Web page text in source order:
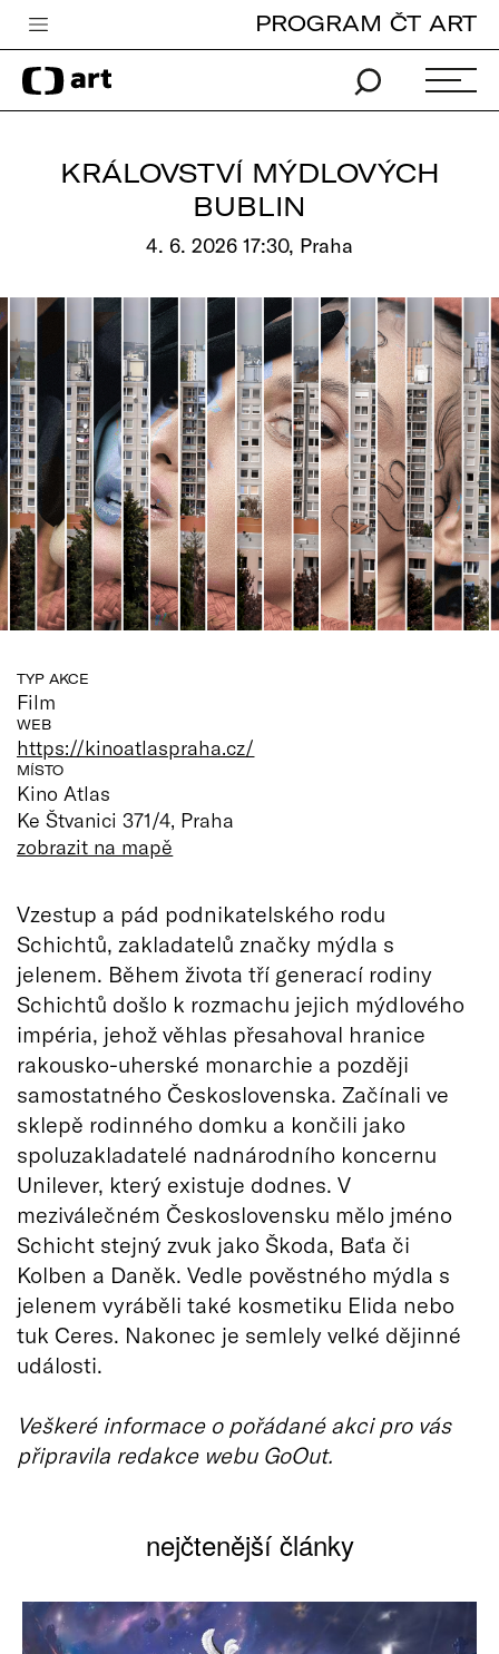
Česká televize
Zpravodajství
Vše o ČT
PROGRAM ČT ART
KRÁLOVSTVÍ MÝDLOVÝCH
BUBLIN
4. 6. 2026 17:30, Praha
TYP AKCE
Film
WEB
https://kinoatlaspraha.cz/
MÍSTO
Kino Atlas
Ke Štvanici 371/4, Praha
zobrazit na mapě
Vzestup a pád podnikatelského rodu
Schichtů, zakladatelů značky mýdla s
jelenem. Během života tří generací rodiny
Schichtů došlo k rozmachu jejich mýdlového
impéria, jehož věhlas přesahoval hranice
rakousko-uherské monarchie a později
samostatného Československa. Začínali ve
sklepě rodinného domku a končili jako
spoluzakladatelé nadnárodního koncernu
Unilever, který existuje dodnes. V
meziválečném Československu mělo jméno
Schicht stejný zvuk jako Škoda, Baťa či
Kolben a Daněk. Vedle pověstného mýdla s
jelenem vyráběli také kosmetiku Elida nebo
tuk Ceres. Nakonec je semlely velké dějinné
události.
Veškeré informace o pořádané akci pro vás
připravila redakce webu GoOut.
nejčtenější články